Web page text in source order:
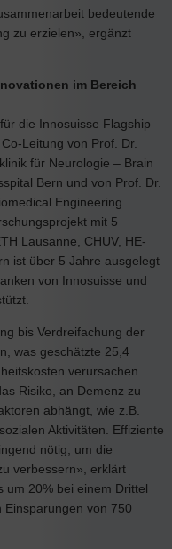
bedeutende
zu erzielen», ergänzt
im Bereich
die Innosuisse Flagship
Leitung von Prof. Dr.
für Neurologie – Brain
Bern und von Prof. Dr.
Engineering
mit 5
Lausanne, CHUV, HE-
ist über 5 Jahre ausgelegt
von Innosuisse und
bis Verdreifachung der
was geschätzte 25,4
verursachen
Risiko, an Demenz zu
abhängt, wie z.B.
Aktivitäten. Effiziente
nötig, um die
verbessern», erklärt
um 20% bei einem Drittel
Einsparungen von 750